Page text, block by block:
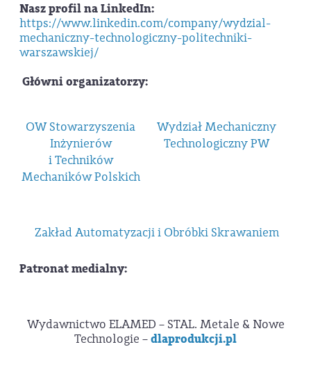
Nasz profil na LinkedIn:
https://www.linkedin.com/company/wydzial-
mechaniczny-technologiczny-politechniki-
warszawskiej/
Główni organizatorzy:
OW Stowarzyszenia
Inżynierów
i Techników
Mechaników Polskich
Wydział Mechaniczny
Technologiczny PW
Zakład Automatyzacji i Obróbki Skrawaniem
Patronat medialny:
Wydawnictwo ELAMED – STAL. Metale & Nowe
Technologie –dlaprodukcji.pl